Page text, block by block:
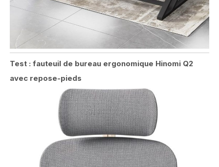
Test : fauteuil de bureau ergonomique Hinomi Q2
avec repose-pieds